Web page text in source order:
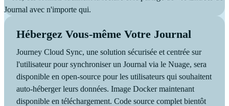
Journal avec n'importe qui.
Hébergez Vous-même Votre Journal
Journey Cloud Sync, une solution sécurisée et centrée sur
l'utilisateur pour synchroniser un Journal via le Nuage, sera
disponible en open-source pour les utilisateurs qui souhaitent
auto-héberger leurs données. Image Docker maintenant
disponible en téléchargement. Code source complet bientôt